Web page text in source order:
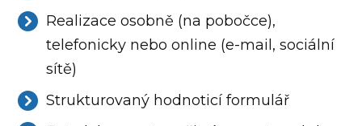
Realizace osobně (na pobočce),
telefonicky nebo online (e-mail, sociální
sítě)
Strukturovaný hodnoticí formulář